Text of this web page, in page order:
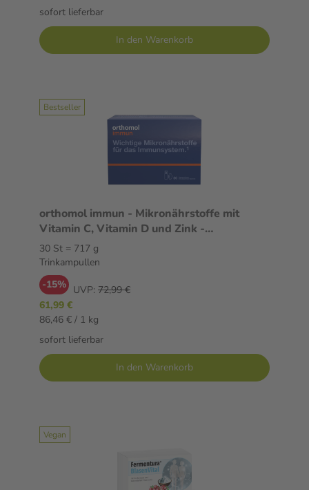
sofort lieferbar
In den Warenkorb
Bestseller
orthomol immun - Mikronährstoffe mit
Vitamin C, Vitamin D und Zink -
Trinkampullen/Tabletten
30 St = 717 g
Trinkampullen
-15% UVP: 72,99 €
61,99 €
86,46 € / 1 kg
sofort lieferbar
In den Warenkorb
Vegan